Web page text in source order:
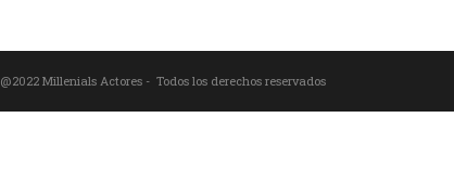
@2022 Millenials Actores - Todos los derechos reservados